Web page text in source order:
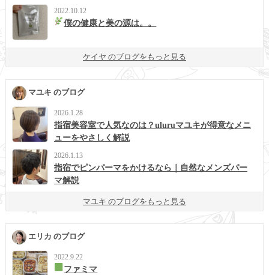
2022.10.12
僕の健康と美の源は。。
ケイヤ のブログをもっと見る
マユキ のブログ
2026.1.28
指宿美容室で人気なのは？uluruマユキが得意なメニ
ューをやさしく解説
2026.1.13
指宿でピンパーマをかけるなら｜自然なメンズパー
マ解説
マユキ のブログをもっと見る
エリカ のブログ
2022.9.22
ファミマ